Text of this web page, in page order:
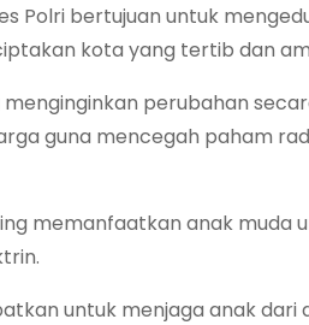
Polri bertujuan untuk
kota yang tertib dan
perubahan
guna mencegah paham
memanfaatkan anak muda
untuk menjaga anak